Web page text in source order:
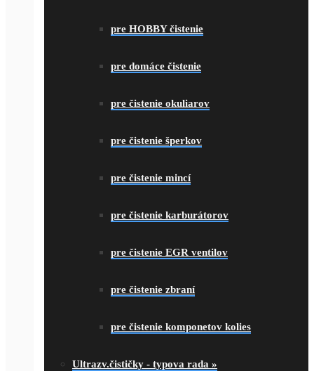
pre HOBBY čistenie
pre domáce čistenie
pre čistenie okuliarov
pre čistenie šperkov
pre čistenie mincí
pre čistenie karburátorov
pre čistenie EGR ventilov
pre čistenie zbraní
pre čistenie komponetov kolies
Ultrazv.čističky - typova rada »